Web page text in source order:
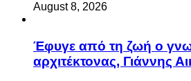
August 8, 2026
Έφυγε από τη ζωή ο
αρχιτέκτονας, Γιάννης